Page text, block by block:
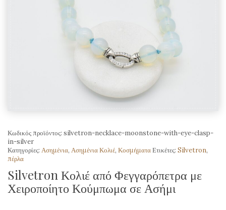
Κωδικός προϊόντος: silvetron-necklace-moonstone-with-eye-clasp-
in-silver
Κατηγορίες: Ασημένια, Ασημένια Κολιέ, ΚοσμήματαΕτικέτες: Silvetron,
πέρλα
Silvetron Κολιέ από Φεγγαρόπετρα με
Χειροποίητο Κούμπωμα σε Ασήμι